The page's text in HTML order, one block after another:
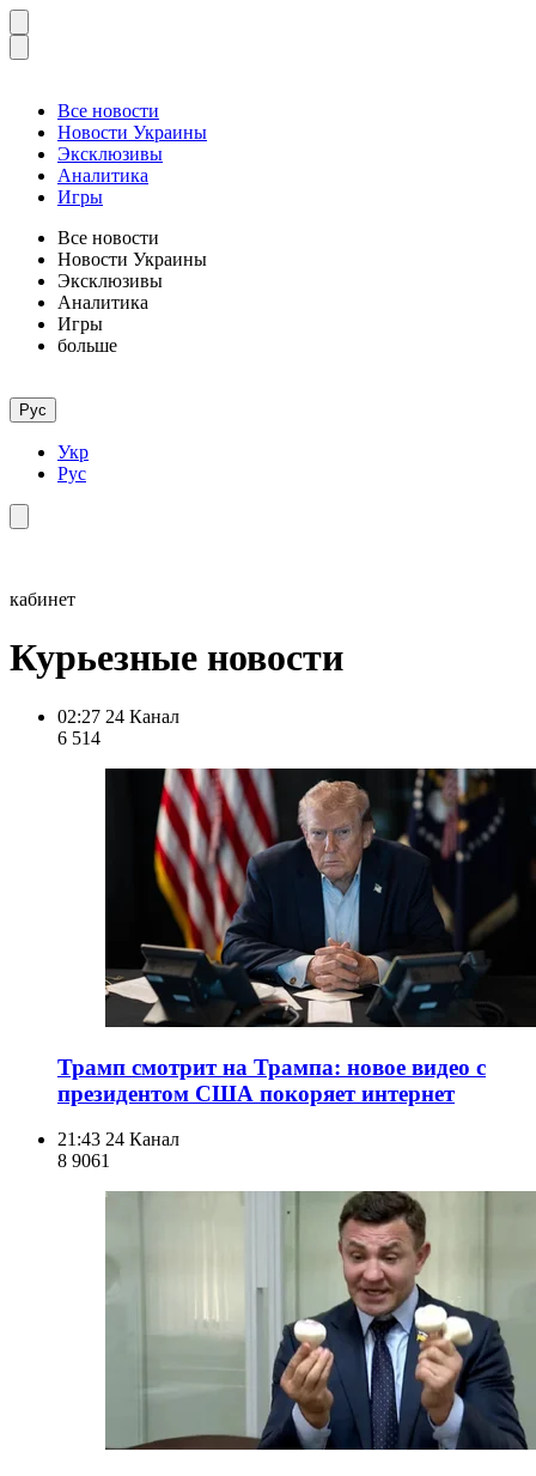
Все новости
Новости Украины
Эксклюзивы
Аналитика
Игры
Все новости
Новости Украины
Эксклюзивы
Аналитика
Игры
больше
Рус
Укр
Рус
кабинет
Курьезные новости
02:27 24 Канал
6 514
Трамп смотрит на Трампа: новое видео с
президентом США покоряет интернет
21:43 24 Канал
8 9061